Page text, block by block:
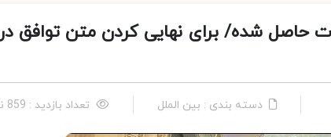
حاصل شده/ برای نهایی کردن متن توافق در
دسته بندی : بین الملل تعداد بازدید : 859 نفر